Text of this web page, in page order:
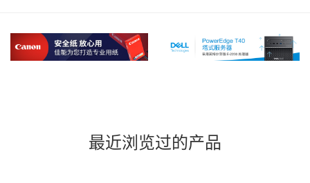
最近浏览过的产品